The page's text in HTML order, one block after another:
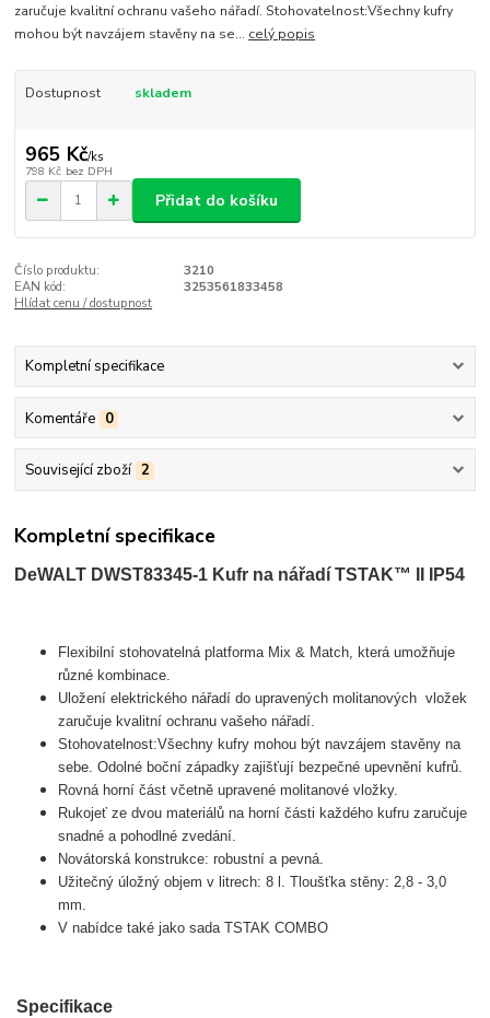
zaručuje kvalitní ochranu vašeho nářadí. Stohovatelnost:Všechny kufry
mohou být navzájem stavěny na se... celý popis
Dostupnost skladem
965 Kč/ks
798 Kč bez DPH
Přidat do košíku
Číslo produktu:
3210
EAN kód:
3253561833458
Hlídat cenu / dostupnost
Kompletní specifikace
Komentáře 0
Související zboží 2
Kompletní specifikace
DeWALT DWST83345-1 Kufr na nářadí TSTAK™ II IP54
Flexibilní stohovatelná platforma Mix & Match, která umožňuje
různé kombinace.
Uložení elektrického nářadí do upravených molitanových vložek
zaručuje kvalitní ochranu vašeho nářadí.
Stohovatelnost:Všechny kufry mohou být navzájem stavěny na
sebe. Odolné boční západky zajišťují bezpečné upevnění kufrů.
Rovná horní část včetně upravené molitanové vložky.
Rukojeť ze dvou materiálů na horní části každého kufru zaručuje
snadné a pohodlné zvedání.
Novátorská konstrukce: robustní a pevná.
Užitečný úložný objem v litrech: 8 l. Tloušťka stěny: 2,8 - 3,0
mm.
V nabídce také jako sada TSTAK COMBO
Specifikace